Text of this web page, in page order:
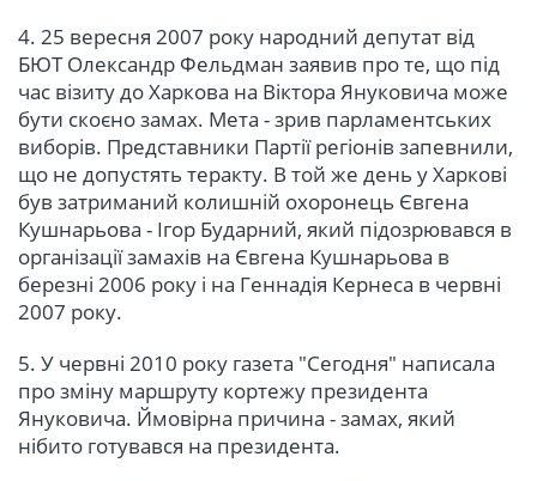
4. 25 вересня 2007 року народний депутат від
БЮТ Олександр Фельдман заявив про те, що під
час візиту до Харкова на Віктора Януковича може
бути скоєно замах. Мета - зрив парламентських
виборів. Представники Партії регіонів запевнили,
що не допустять теракту. В той же день у Харкові
був затриманий колишній охоронець Євгена
Кушнарьова - Ігор Бударний, який підозрювався в
організації замахів на Євгена Кушнарьова в
березні 2006 року і на Геннадія Кернеса в червні
2007 року.
5. У червні 2010 року газета "Сегодня" написала
про зміну маршруту кортежу президента
Януковича. Ймовірна причина - замах, який
нібито готувався на президента.